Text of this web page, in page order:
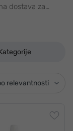
dostava za…
relevantnosti